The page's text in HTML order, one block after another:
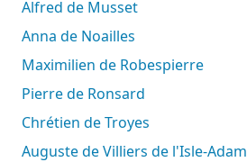
Alfred de Musset
Anna de Noailles
Maximilien de Robespierre
Pierre de Ronsard
Chrétien de Troyes
Auguste de Villiers de l'Isle-Adam